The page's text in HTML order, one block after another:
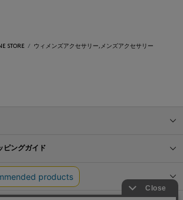
STORE
ウィメンズアクセサリー,メンズアクセサリー
ピングガイド